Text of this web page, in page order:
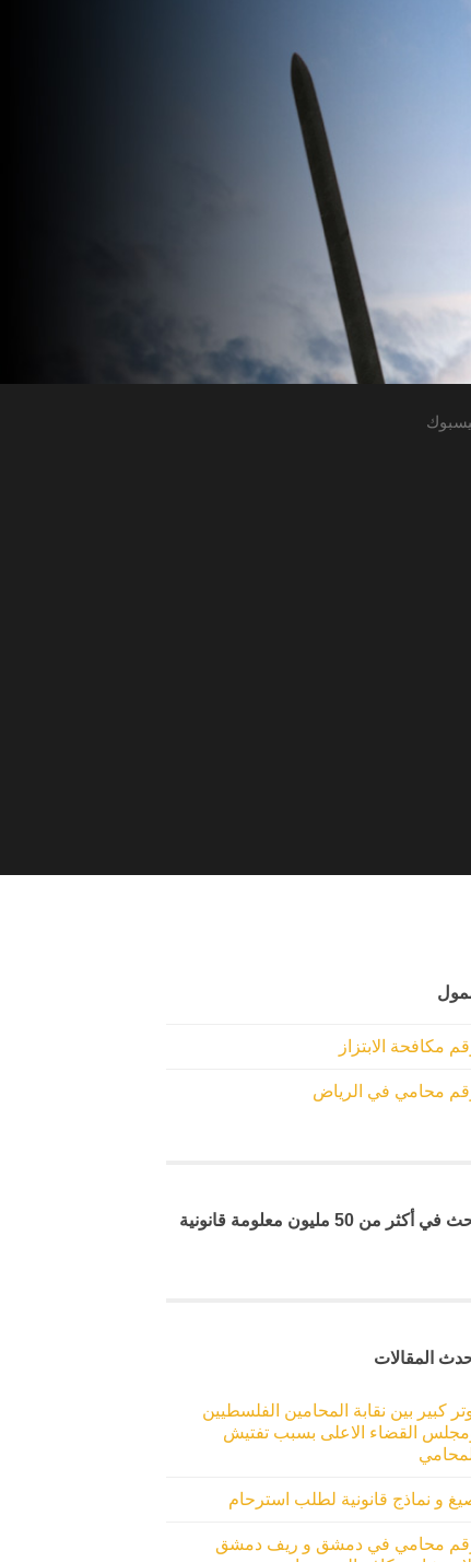
مكافحة الابتزاز
محامي في الرياض
في أكثر من 50 مليون معلومة قانونية
المقالات
كبير بين نقابة المحامين الفلسطيين
القضاء الاعلى بسبب تفتيش
و نماذج قانونية لطلب استرحام
محامي في دمشق و ريف دمشق